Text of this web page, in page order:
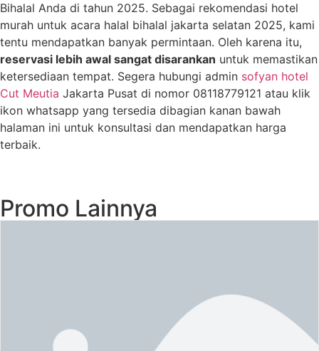
Bihalal Anda di tahun 2025. Sebagai rekomendasi hotel
murah untuk acara halal bihalal jakarta selatan 2025, kami
tentu mendapatkan banyak permintaan. Oleh karena itu,
reservasi lebih awal sangat disarankan untuk memastikan
ketersediaan tempat. Segera hubungi admin sofyan hotel
Cut Meutia Jakarta Pusat di nomor 08118779121 atau klik
ikon whatsapp yang tersedia dibagian kanan bawah
halaman ini untuk konsultasi dan mendapatkan harga
terbaik.
Promo Lainnya